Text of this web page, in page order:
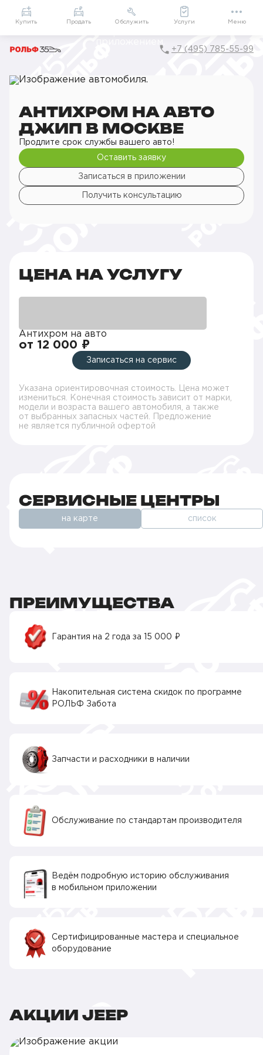
Приложение
Мой РОЛЬФ
Подарки внутри
+7 (495) 785-55-99
Главная
РОЛЬФ Сервис
Сервис Jeep
Детейлинг
Оклейка деталей кузова
Антихром на авто
АНТИХРОМ НА АВТО
ДЖИП В МОСКВЕ
Продлите срок службы вашего авто!
Оставить заявку
Записаться в приложении
Получить консультацию
ЦЕНА НА УСЛУГУ
Антихром на авто
от 12 000 ₽
Записаться на сервис
Указана ориентировочная стоимость. Цена может
измениться. Конечная стоимость зависит от марки,
модели и возраста вашего автомобиля, а также
от выбранных запасных частей. Предложение
не является публичной офертой
СЕРВИСНЫЕ ЦЕНТРЫ
на карте список
ПРЕИМУЩЕСТВА
Гарантия на 2 года за 15 000 ₽
Накопительная система скидок по программе
РОЛЬФ Забота
Запчасти и расходники в наличии
Обслуживание по стандартам производителя
Ведём подробную историю обслуживания
в мобильном приложении
Сертифицированные мастера и специальное
оборудование
АКЦИИ JEEP
Купить Продать Обслужить Услуги Меню